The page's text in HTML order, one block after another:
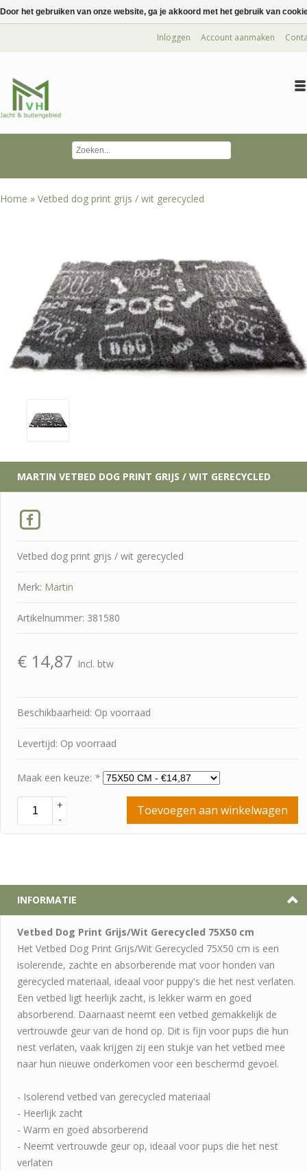
Inloggen Account aanmaken
Home » Vetbed dog print grijs / wit gerecycled
MARTIN VETBED DOG PRINT GRIJS / WIT GERECYCLED
Vetbed dog print grijs / wit gerecycled
Merk: Martin
Artikelnummer: 381580
€ 14,87 Incl. btw
Beschikbaarheid: Op voorraad
Levertijd: Op voorraad
Maak een keuze: *
+
-
Toevoegen aan winkelwagen
INFORMATIE
Vetbed Dog Print Grijs/Wit Gerecycled 75X50 cm
Het Vetbed Dog Print Grijs/Wit Gerecycled 75X50 cm is een
isolerende, zachte en absorberende mat voor honden van
gerecycled materiaal, ideaal voor puppy's die het nest verlaten.
Een vetbed ligt heerlijk zacht, is lekker warm en goed
absorberend. Daarnaast neemt een vetbed gemakkelijk de
vertrouwde geur van de hond op. Dit is fijn voor pups die hun
nest verlaten, vaak krijgen zij een stukje van het vetbed mee
naar hun nieuwe onderkomen voor een beschermd gevoel.
- Isolerend vetbed van gerecycled materiaal
- Heerlijk zacht
- Warm en goed absorberend
- Neemt vertrouwde geur op, ideaal voor pups die het nest
verlaten
Door het gebruiken van onze website, ga je akkoord met het gebruik van